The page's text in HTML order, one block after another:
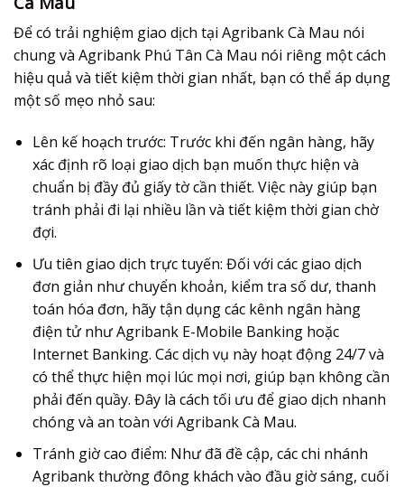
Để có trải nghiệm giao dịch tại Agribank Cà Mau nói
chung và Agribank Phú Tân Cà Mau nói riêng một cách
hiệu quả và tiết kiệm thời gian nhất, bạn có thể áp dụng
một số mẹo nhỏ sau:
Lên kế hoạch trước: Trước khi đến ngân hàng, hãy
xác định rõ loại giao dịch bạn muốn thực hiện và
chuẩn bị đầy đủ giấy tờ cần thiết. Việc này giúp bạn
tránh phải đi lại nhiều lần và tiết kiệm thời gian chờ
đợi.
Ưu tiên giao dịch trực tuyến: Đối với các giao dịch
đơn giản như chuyển khoản, kiểm tra số dư, thanh
toán hóa đơn, hãy tận dụng các kênh ngân hàng
điện tử như Agribank E-Mobile Banking hoặc
Internet Banking. Các dịch vụ này hoạt động 24/7 và
có thể thực hiện mọi lúc mọi nơi, giúp bạn không cần
phải đến quầy. Đây là cách tối ưu để giao dịch nhanh
chóng và an toàn với Agribank Cà Mau.
Tránh giờ cao điểm: Như đã đề cập, các chi nhánh
Agribank thường đông khách vào đầu giờ sáng, cuối